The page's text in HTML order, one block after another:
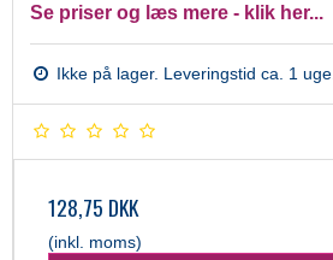
Se priser og læs mere - klik her...
Ikke på lager. Leveringstid ca. 1 uge.
128,75 DKK
(inkl. moms)